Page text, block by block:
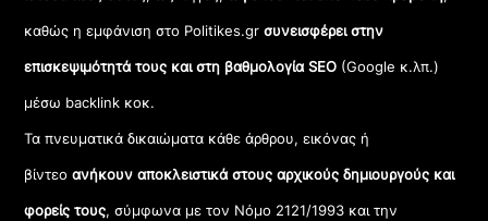
καθώς η εμφάνιση στο Politikes.gr συνεισφέρει στην
επισκεψιμότητά τους και στη βαθμολογία SEO (Google κ.λπ.)
μέσω backlink κοκ.
Τα πνευματικά δικαιώματα κάθε άρθρου, εικόνας ή
βίντεοανήκουν αποκλειστικά στους αρχικούς δημιουργούς και
φορείς τους, σύμφωνα με τον Νόμο 2121/1993 και την